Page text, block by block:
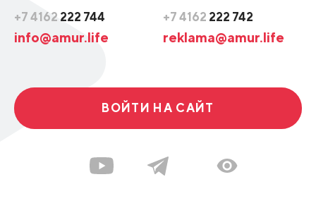
+7 4162 222 744
info@amur.life
+7 4162 222 742
reklama@amur.life
ВОЙТИ НА САЙТ